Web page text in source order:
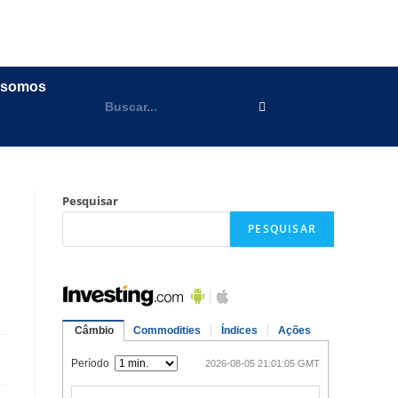
Pesquisar
PESQUISAR